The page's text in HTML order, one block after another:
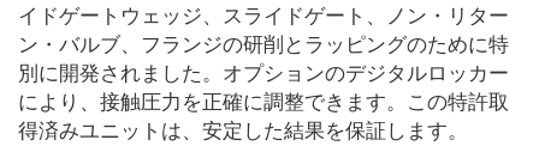
イドゲートウェッジ、スライドゲート、ノン・リター
ン・バルブ、フランジの研削とラッピングのために特
別に開発されました。オプションのデジタルロッカー
により、接触圧力を正確に調整できます。この特許取
得済みユニットは、安定した結果を保証します。